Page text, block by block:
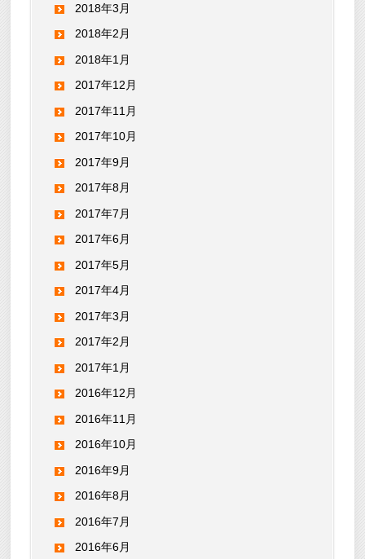
2018年3月
2018年2月
2018年1月
2017年12月
2017年11月
2017年10月
2017年9月
2017年8月
2017年7月
2017年6月
2017年5月
2017年4月
2017年3月
2017年2月
2017年1月
2016年12月
2016年11月
2016年10月
2016年9月
2016年8月
2016年7月
2016年6月